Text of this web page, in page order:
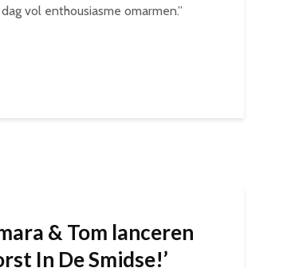
vol enthousiasme omarmen.”
& Tom lanceren
In De Smidse!’